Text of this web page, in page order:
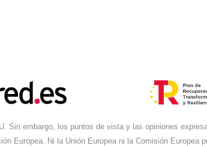
Sin embargo, los puntos de vista y las opiniones
Europea. Ni la Unión Europea ni la Comisión Europea